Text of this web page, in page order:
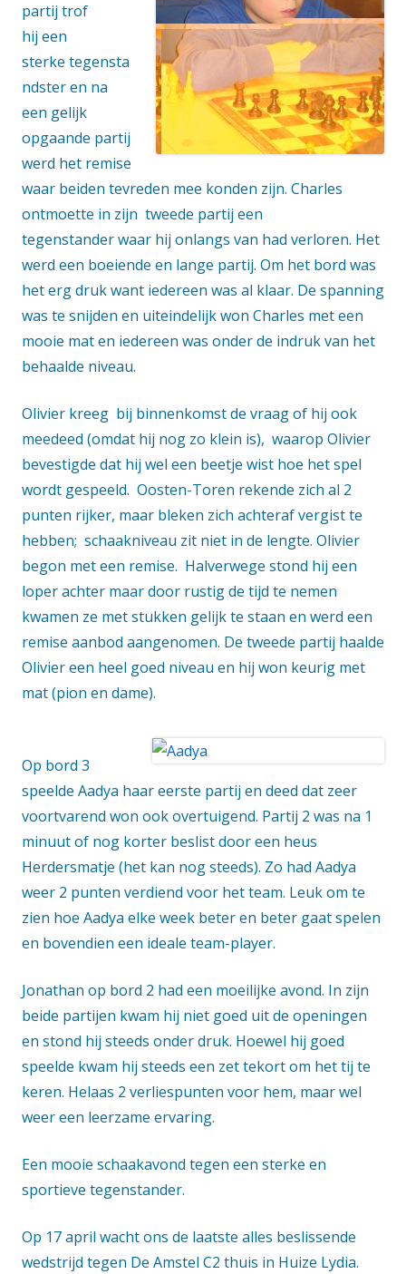
partij trof
hij een
sterke tegensta
ndster en na
een gelijk
opgaande partij
werd het remise
waar beiden tevreden mee konden zijn. Charles
ontmoette in zijn tweede partij een
tegenstander waar hij onlangs van had verloren. Het
werd een boeiende en lange partij. Om het bord was
het erg druk want iedereen was al klaar. De spanning
was te snijden en uiteindelijk won Charles met een
mooie mat en iedereen was onder de indruk van het
behaalde niveau.
Olivier kreeg bij binnenkomst de vraag of hij ook
meedeed (omdat hij nog zo klein is), waarop Olivier
bevestigde dat hij wel een beetje wist hoe het spel
wordt gespeeld. Oosten-Toren rekende zich al 2
punten rijker, maar bleken zich achteraf vergist te
hebben; schaakniveau zit niet in de lengte. Olivier
begon met een remise. Halverwege stond hij een
loper achter maar door rustig de tijd te nemen
kwamen ze met stukken gelijk te staan en werd een
remise aanbod aangenomen. De tweede partij haalde
Olivier een heel goed niveau en hij won keurig met
mat (pion en dame).
Op bord 3
speelde Aadya haar eerste partij en deed dat zeer
voortvarend won ook overtuigend. Partij 2 was na 1
minuut of nog korter beslist door een heus
Herdersmatje (het kan nog steeds). Zo had Aadya
weer 2 punten verdiend voor het team. Leuk om te
zien hoe Aadya elke week beter en beter gaat spelen
en bovendien een ideale team-player.
Jonathan op bord 2 had een moeilijke avond. In zijn
beide partijen kwam hij niet goed uit de openingen
en stond hij steeds onder druk. Hoewel hij goed
speelde kwam hij steeds een zet tekort om het tij te
keren. Helaas 2 verliespunten voor hem, maar wel
weer een leerzame ervaring.
Een mooie schaakavond tegen een sterke en
sportieve tegenstander.
Op 17 april wacht ons de laatste alles beslissende
wedstrijd tegen De Amstel C2 thuis in Huize Lydia.